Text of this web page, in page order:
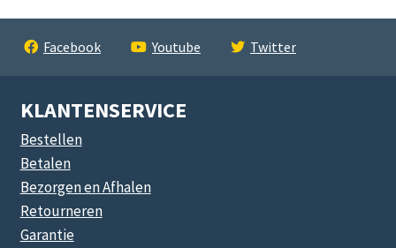
Facebook Youtube Twitter
KLANTENSERVICE
Bestellen
Betalen
Bezorgen en Afhalen
Retourneren
Garantie